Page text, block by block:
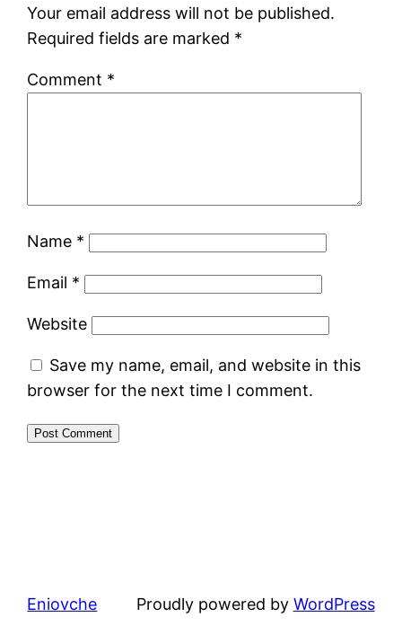
Your email address will not be published.
Required fields are marked *
Comment *
Name *
Email *
Website
Save my name, email, and website in this
browser for the next time I comment.
Eniovche Proudly powered by WordPress